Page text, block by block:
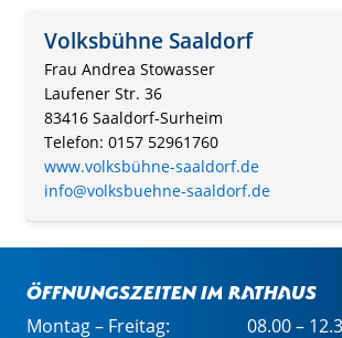
Volksbühne Saaldorf
Frau Andrea Stowasser
Laufener Str. 36
83416 Saaldorf-Surheim
Telefon: 0157 52961760
www.volksbühne-saaldorf.de
info@volksbuehne-saaldorf.de
Öffnungszeiten im Rathaus
Montag – Freitag:
08.00 –